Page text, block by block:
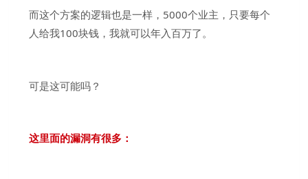
而这个方案的逻辑也是一样，5000个业主，只要每个
人给我100块钱，我就可以年入百万了。
可是这可能吗？
这里面的漏洞有很多：